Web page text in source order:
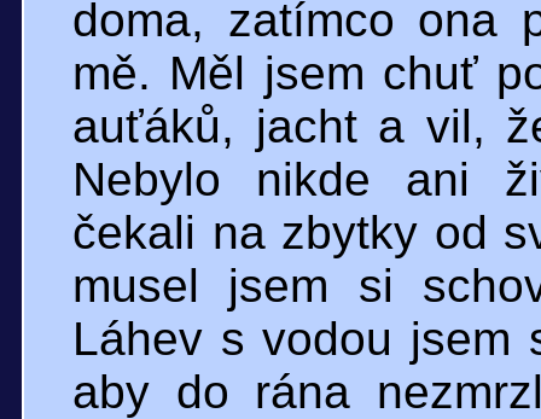
doma, zatímco ona
mě. Měl jsem chuť
auťáků, jacht a vil,
Nebylo nikde ani
čekali na zbytky od
musel jsem si
Láhev s vodou jsem
aby do rána